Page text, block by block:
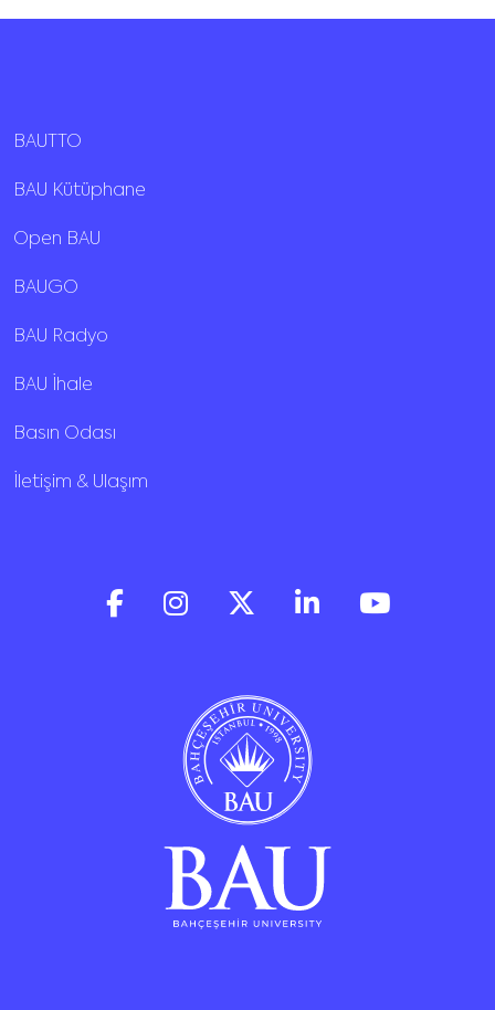
BAUTTO
BAU Kütüphane
Open BAU
BAUGO
BAU Radyo
BAU İhale
Basın Odası
İletişim & Ulaşım